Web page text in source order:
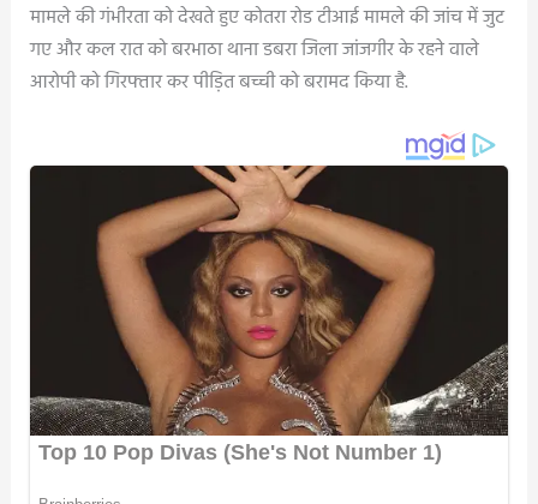
मामले की गंभीरता को देखते हुए कोतरा रोड टीआई मामले की जांच में जुट
गए और कल रात को बरभाठा थाना डबरा जिला जांजगीर के रहने वाले
आरोपी को गिरफ्तार कर पीड़ित बच्ची को बरामद किया है.